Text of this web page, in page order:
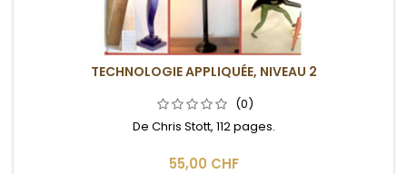
TECHNOLOGIE APPLIQUÉE, NIVEAU 2
(0)
De Chris Stott, 112 pages.
55,00 CHF